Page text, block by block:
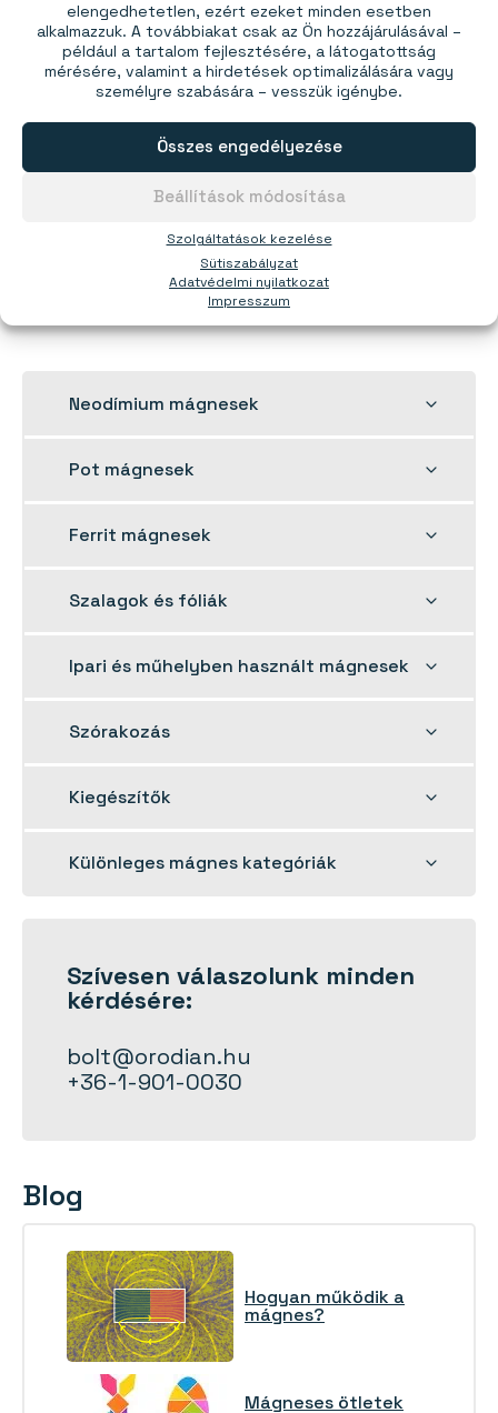
elengedhetetlen, ezért ezeket minden esetben
alkalmazzuk. A továbbiakat csak az Ön hozzájárulásával –
például a tartalom fejlesztésére, a látogatottság
mérésére, valamint a hirdetések optimalizálására vagy
személyre szabására – vesszük igénybe.
Szolgáltatások kezelése
Összes engedélyezése
Beállítások módosítása
Sütiszabályzat
Adatvédelmi nyilatkozat
Impresszum
Mágneses karkötő
Ár 1 db-tól: 2130,00 Ft
Több, mint 10 készleten
Neodímium mágnesek
Toggle
Pot mágnesek
Toggle
Ferrit mágnesek
Toggle
Szalagok és fóliák
Toggle
Ipari és műhelyben használt mágnesek
Toggle
Szórakozás
Toggle
Kiegészítők
Toggle
Különleges mágnes kategóriák
Toggle
Szívesen válaszolunk minden
kérdésére:
bolt@orodian.hu
+36-1-901-0030
Blog
Hogyan működik a
mágnes?
Mágneses ötletek